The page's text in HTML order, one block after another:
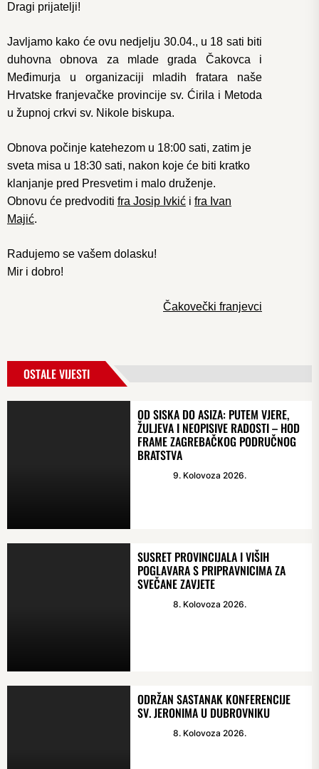
Dragi prijatelji!
Javljamo kako će ovu nedjelju 30.04., u 18 sati biti
duhovna obnova za mlade grada Čakovca i
Međimurja u organizaciji mladih fratara naše
Hrvatske franjevačke provincije sv. Ćirila i Metoda
u župnoj crkvi sv. Nikole biskupa.
Obnova počinje katehezom u 18:00 sati, zatim je
sveta misa u 18:30 sati, nakon koje će biti kratko
klanjanje pred Presvetim i malo druženje.
Obnovu će predvoditi fra Josip Ivkić i fra Ivan
Majić.
Radujemo se vašem dolasku!
Mir i dobro!
Čakovečki franjevci
OSTALE VIJESTI
OD SISKA DO ASIZA: PUTEM VJERE,
ŽULJEVA I NEOPISIVE RADOSTI – HOD
FRAME ZAGREBAČKOG PODRUČNOG
BRATSTVA
9. Kolovoza 2026.
SUSRET PROVINCIJALA I VIŠIH
POGLAVARA S PRIPRAVNICIMA ZA
SVEČANE ZAVJETE
8. Kolovoza 2026.
ODRŽAN SASTANAK KONFERENCIJE
SV. JERONIMA U DUBROVNIKU
8. Kolovoza 2026.